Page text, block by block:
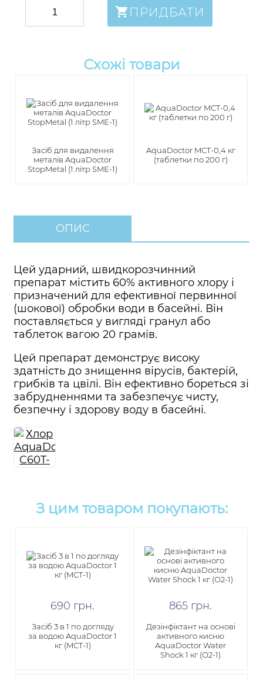
ПРИДБАТИ
Схожі товари
Засіб для видалення
металів AquaDoctor
StopMetal (1 літр SME-1)
AquaDoctor MCT-0,4 кг
(таблетки по 200 г)
ОПИС
Цей ударний, швидкорозчинний
препарат містить 60% активного хлору і
призначений для ефективної первинної
(шокової) обробки води в басейні. Він
поставляється у вигляді гранул або
таблеток вагою 20 грамів.
Цей препарат демонструє високу
здатність до знищення вірусів, бактерій,
грибків та цвілі. Він ефективно бореться зі
забрудненнями та забезпечує чисту,
безпечну і здорову воду в басейні.
З цим товаром покупають:
690 грн.
Засіб 3 в 1 по догляду
за водою AquaDoctor 1
кг (MCT-1)
865 грн.
Дезінфіктант на основі
активного кисню
AquaDoctor Water
Shock 1 кг (О2-1)